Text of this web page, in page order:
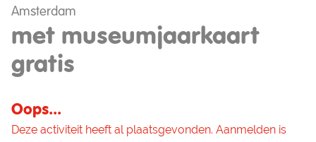
Amsterdam
met museumjaarkaart
gratis
Oops...
Deze activiteit heeft al plaatsgevonden. Aanmelden is